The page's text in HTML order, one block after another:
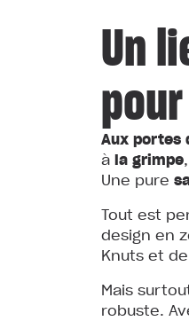
Un
Aux portes
à la grimpe
Une pure
Tout est
design en
Knuts et
Mais
robuste.